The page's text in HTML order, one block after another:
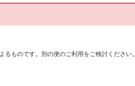
ものです。別の便のご利用をご検討ください。